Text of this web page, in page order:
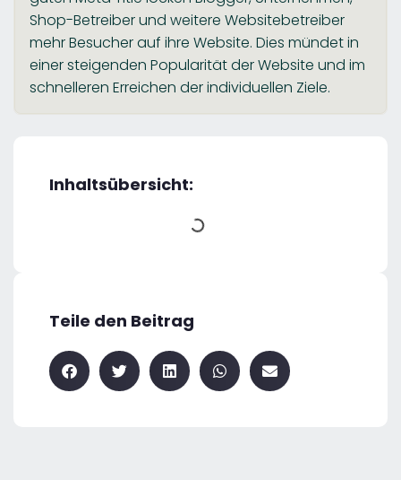
Shop-Betreiber und weitere Websitebetreiber
mehr Besucher auf ihre Website. Dies mündet in
einer steigenden Popularität der Website und im
schnelleren Erreichen der individuellen Ziele.
Inhaltsübersicht:
Teile den Beitrag